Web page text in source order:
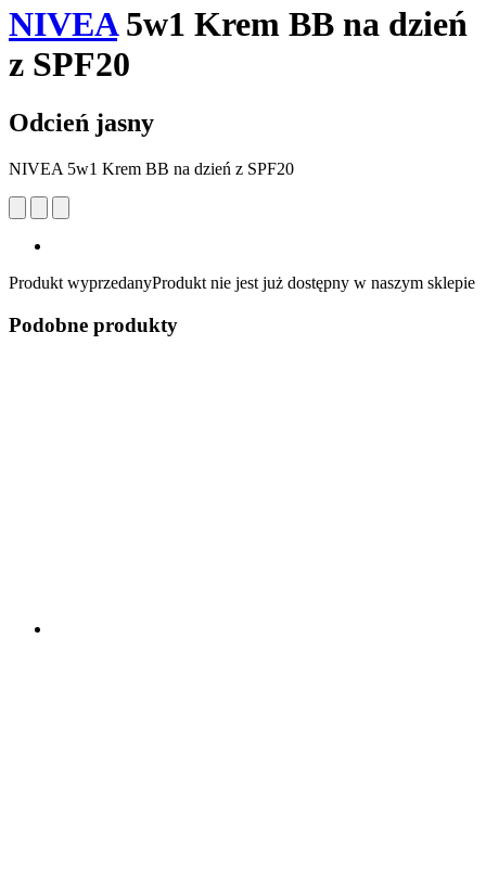
NIVEA5w1 Krem BB na dzień
z SPF20
Odcień jasny
NIVEA 5w1 Krem BB na dzień z SPF20
Produkt wyprzedanyProdukt nie jest już dostępny w naszym sklepie
Podobne produkty